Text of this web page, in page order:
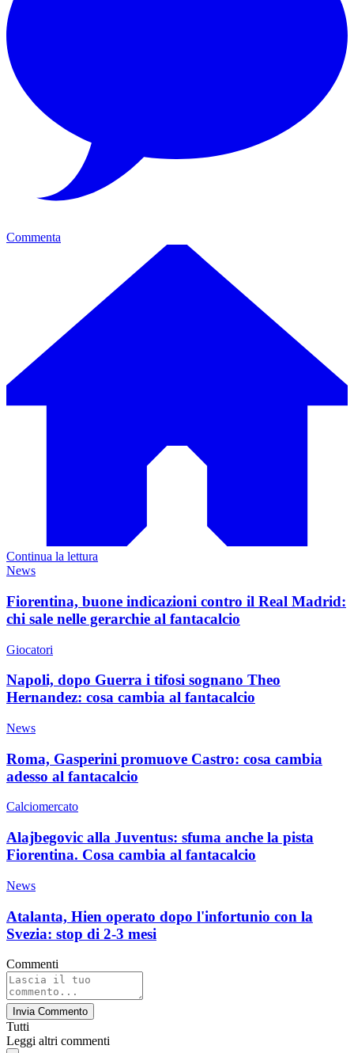
Commenta
Continua la lettura
News
Fiorentina, buone indicazioni contro il Real Madrid:
chi sale nelle gerarchie al fantacalcio
Giocatori
Napoli, dopo Guerra i tifosi sognano Theo
Hernandez: cosa cambia al fantacalcio
News
Roma, Gasperini promuove Castro: cosa cambia
adesso al fantacalcio
Calciomercato
Alajbegovic alla Juventus: sfuma anche la pista
Fiorentina. Cosa cambia al fantacalcio
News
Atalanta, Hien operato dopo l'infortunio con la
Svezia: stop di 2-3 mesi
Commenti
Invia Commento
Tutti
Leggi altri commenti